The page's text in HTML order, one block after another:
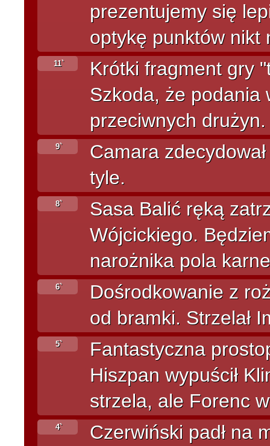
prezentujemy się
optykę punktów nikt
11`
Krótki fragment gry
Szkoda, że podania
przeciwnych drużyn.
9`
Camara
tyle.
8`
Sasa Balić ręką
Wójcickiego.
narożnika pola
6`
Dośrodkowanie z
od bramki. Strzelał
5`
Fantastyczna
Hiszpan wypuścił
strzela, ale Forenc
4`
Czerwiński padł na